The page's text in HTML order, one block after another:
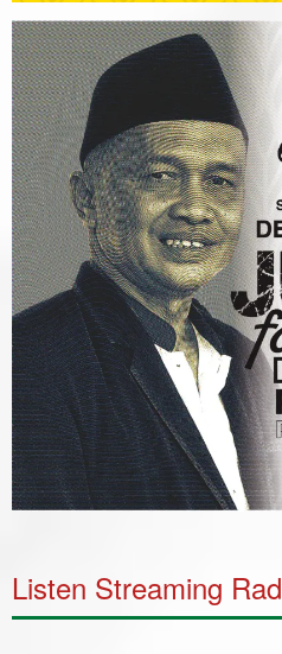
Listen Streaming